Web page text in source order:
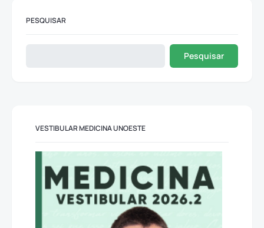
PESQUISAR
Pesquisar
VESTIBULAR MEDICINA UNOESTE